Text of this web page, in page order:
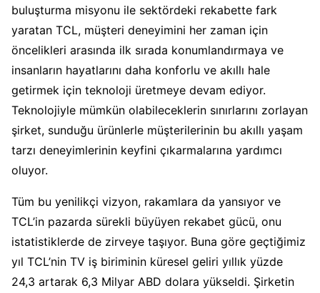
buluşturma misyonu ile sektördeki rekabette fark
yaratan TCL, müşteri deneyimini her zaman için
öncelikleri arasında ilk sırada konumlandırmaya ve
insanların hayatlarını daha konforlu ve akıllı hale
getirmek için teknoloji üretmeye devam ediyor.
Teknolojiyle mümkün olabileceklerin sınırlarını zorlayan
şirket, sunduğu ürünlerle müşterilerinin bu akıllı yaşam
tarzı deneyimlerinin keyfini çıkarmalarına yardımcı
oluyor.
Tüm bu yenilikçi vizyon, rakamlara da yansıyor ve
TCL’in pazarda sürekli büyüyen rekabet gücü, onu
istatistiklerde de zirveye taşıyor. Buna göre geçtiğimiz
yıl TCL’nin TV iş biriminin küresel geliri yıllık yüzde
24,3 artarak 6,3 Milyar ABD dolara yükseldi. Şirketin